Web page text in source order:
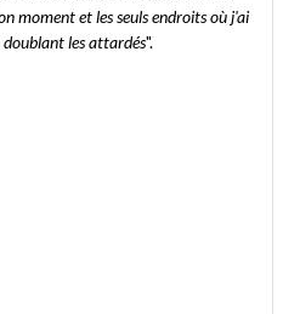
moment et les seuls endroits où j'ai
les attardés".